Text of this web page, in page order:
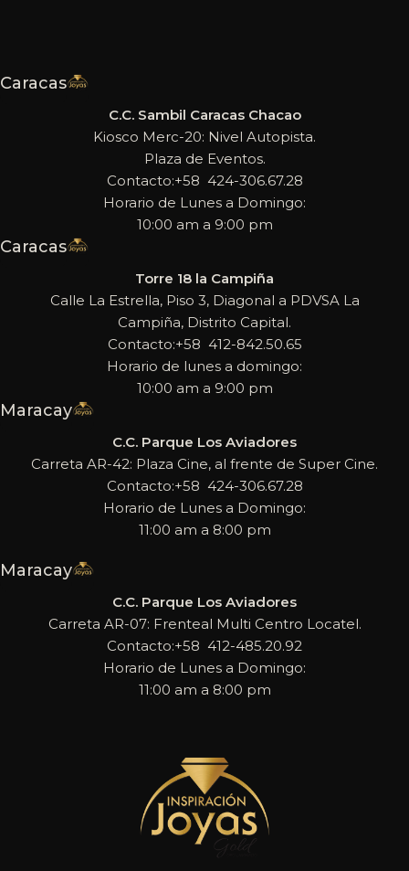
Caracas
C.C. Sambil Caracas Chacao
Kiosco Merc-20: Nivel Autopista.
Plaza de Eventos.
Contacto:+58 424-306.67.28
Horario de Lunes a Domingo:
10:00 am a 9:00 pm
Caracas
Torre 18 la Campiña
Calle La Estrella, Piso 3, Diagonal a PDVSA La
Campiña, Distrito Capital.
Contacto:+58 412-842.50.65
Horario de lunes a domingo:
10:00 am a 9:00 pm
Maracay
C.C. Parque Los Aviadores
Carreta AR-42: Plaza Cine, al frente de Super Cine.
Contacto:+58 424-306.67.28
Horario de Lunes a Domingo:
11:00 am a 8:00 pm
Maracay
C.C. Parque Los Aviadores
Carreta AR-07: Frenteal Multi Centro Locatel.
Contacto:+58 412-485.20.92
Horario de Lunes a Domingo:
11:00 am a 8:00 pm